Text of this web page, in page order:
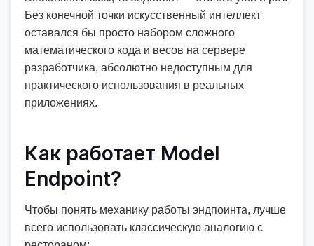
Без конечной точки искусственный интеллект
оставался бы просто набором сложного
математического кода и весов на сервере
разработчика, абсолютно недоступным для
практического использования в реальных
приложениях.
Как работает Model
Endpoint?
Чтобы понять механику работы эндпоинта, лучше
всего использовать классическую аналогию с